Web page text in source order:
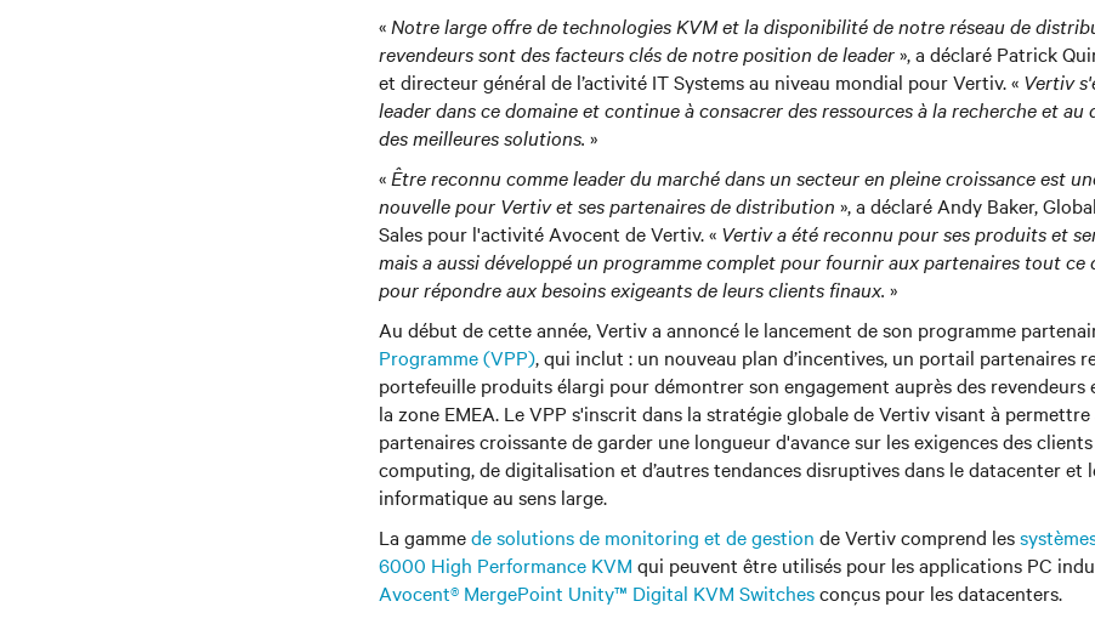
« Notre large offre de technologies KVM et la disponibilité de notre réseau de
revendeurs sont des facteurs clés de notre position de leader», a déclaré Patrick
et directeur général de l’activité IT Systems au niveau mondial pour Vertiv. « Vertiv
leader dans ce domaine et continue à consacrer des ressources à la recherche et au
des meilleures solutions. »
« Être reconnu comme leader du marché dans un secteur en pleine croissance est
nouvelle pour Vertiv et ses partenaires de distribution », a déclaré Andy Baker,
Sales pour l'activité Avocent de Vertiv. « Vertiv a été reconnu pour ses produits et
mais a aussi développé un programme complet pour fournir aux partenaires tout ce
pour répondre aux besoins exigeants de leurs clients finaux. »
Au début de cette année, Vertiv a annoncé le lancement de son programme
Programme (VPP), qui inclut : un nouveau plan d’incentives, un portail partenaires
portefeuille produits élargi pour démontrer son engagement auprès des
la zone EMEA. Le VPP s'inscrit dans la stratégie globale de Vertiv visant à permettre
partenaires croissante de garder une longueur d'avance sur les exigences des clients
computing, de digitalisation et d’autres tendances disruptives dans le datacenter et
informatique au sens large.
La gammede solutions de monitoring et de gestion de Vertiv comprend les
6000 High Performance KVM qui peuvent être utilisés pour les applications PC
Avocent® MergePoint Unity™ Digital KVM Switchesconçus pour les datacenters.